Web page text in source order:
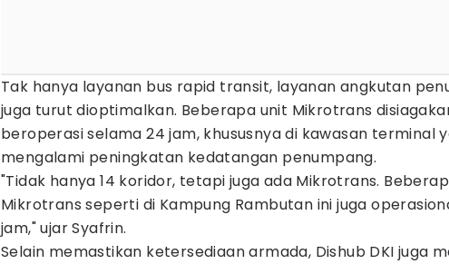
Tak hanya layanan bus rapid transit, layanan angkutan
juga turut dioptimalkan. Beberapa unit Mikrotrans
beroperasi selama 24 jam, khususnya di kawasan terminal
mengalami peningkatan kedatangan penumpang.
"Tidak hanya 14 koridor, tetapi juga ada Mikrotrans.
Mikrotrans seperti di Kampung Rambutan ini juga
jam," ujar Syafrin.
Selain memastikan ketersediaan armada, Dishub DKI juga